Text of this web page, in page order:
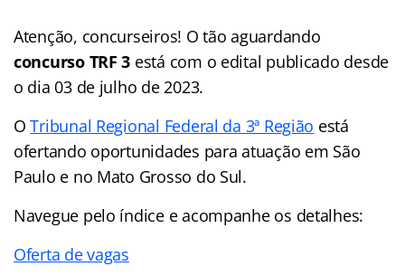
Atenção, concurseiros! O tão aguardando
concurso TRF 3 está com o edital publicado desde
o dia 03 de julho de 2023.
OTribunal Regional Federal da 3ª Região está
ofertando oportunidades para atuação em São
Paulo e no Mato Grosso do Sul.
Navegue pelo índice e acompanhe os detalhes:
Oferta de vagas